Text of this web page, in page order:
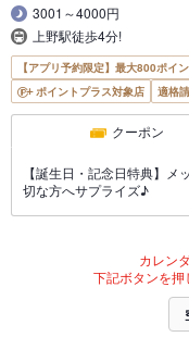
3001～4000円
上野駅徒歩4分!
【アプリ予約限定】最大800ポイ
ポイントプラス対象店
適格
クーポン
【誕生日・記念日特典】
切な方へサプライズ♪
カレン
下記ボタンを押